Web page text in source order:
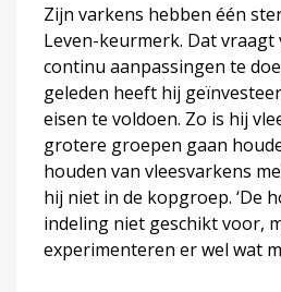
Zijn varkens hebben één
Leven-keurmerk. Dat vraagt
continu aanpassingen te
geleden heeft hij
eisen te voldoen. Zo is hij
grotere groepen gaan
houden van vleesvarkens
hij niet in de kopgroep. ‘De
indeling niet geschikt voor,
experimenteren er wel wat